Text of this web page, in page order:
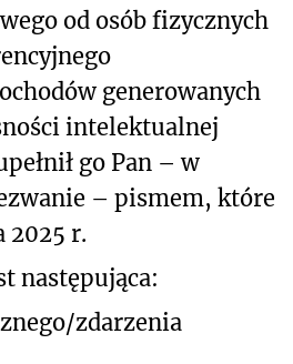
od osób fizycznych
generowanych
intelektualnej
go Pan – w
– pismem, które
2025 r.
następująca:
zdarzenia